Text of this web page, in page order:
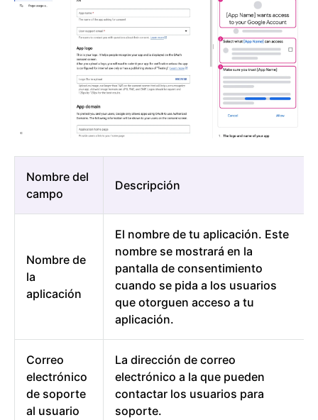
Nombre del
campo
Descripción
Nombre de
la
aplicación
El nombre de tu aplicación. Este
nombre se mostrará en la
pantalla de consentimiento
cuando se pida a los usuarios
que otorguen acceso a tu
aplicación.
Correo
electrónico
de soporte
al usuario
La dirección de correo
electrónico a la que pueden
contactar los usuarios para
soporte.